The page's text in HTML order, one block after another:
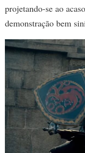
projetando-se ao
demonstração bem